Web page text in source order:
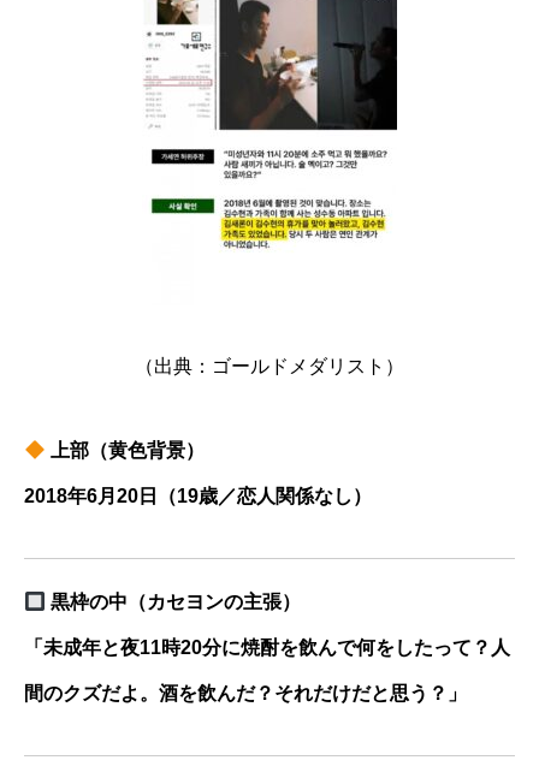
（出典：ゴールドメダリスト）
上部（黄色背景）
2018年6月20日（19歳／恋人関係なし）
黒枠の中（カセヨンの主張）
「未成年と夜11時20分に焼酎を飲んで何をしたって？人
間のクズだよ。酒を飲んだ？それだけだと思う？」